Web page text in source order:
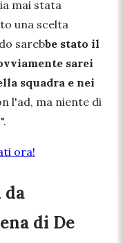
mai stata
una scelta
sarebbe stato il
sarei
squadra e nei
l'ad, ma niente di
".
ora!
di De